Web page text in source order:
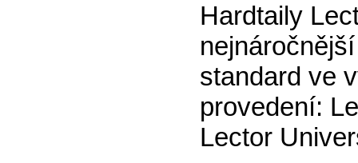
Hardtaily
standard ve
provedení:
Lector